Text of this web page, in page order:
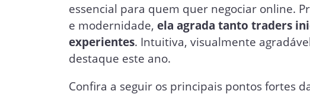
essencial para quem quer negociar online.
e modernidade,ela agrada tanto traders
experientes. Intuitiva, visualmente
destaque este ano.
Confira a seguir os principais pontos fortes